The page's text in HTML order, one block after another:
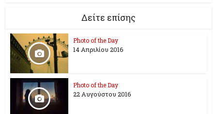
Δείτε επίσης
Photo of the Day
14 Απριλίου 2016
Photo of the Day
22 Αυγούστου 2016